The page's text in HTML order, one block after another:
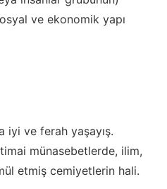
ve ekonomik yapı
iyi ve ferah yaşayış.
münasebetlerde, ilim,
etmiş cemiyetlerin hali.